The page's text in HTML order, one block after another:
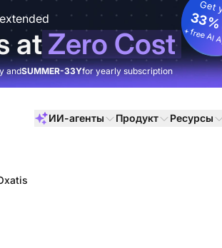
atZero Cost
Get
+ free AI
andSUMMER-33Yfor yearly subscription
ИИ-агенты Продукт Ресурсы